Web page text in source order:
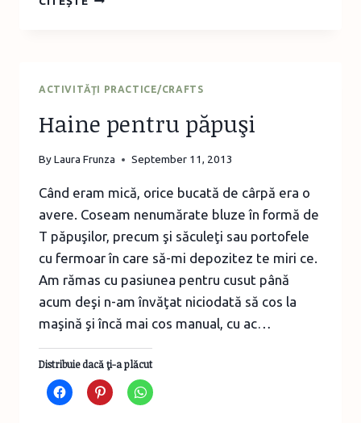
ACTIVITĂŢI PRACTICE/CRAFTS
Haine pentru păpuşi
ByLaura Frunza September 11, 2013
Când eram mică, orice bucată de cârpă era o
avere. Coseam nenumărate bluze în formă de
T păpuşilor, precum şi săculeţi sau portofele
cu fermoar în care să-mi depozitez te miri ce.
Am rămas cu pasiunea pentru cusut până
acum deşi n-am învăţat niciodată să cos la
maşină şi încă mai cos manual, cu ac…
Distribuie dacă ţi-a plăcut